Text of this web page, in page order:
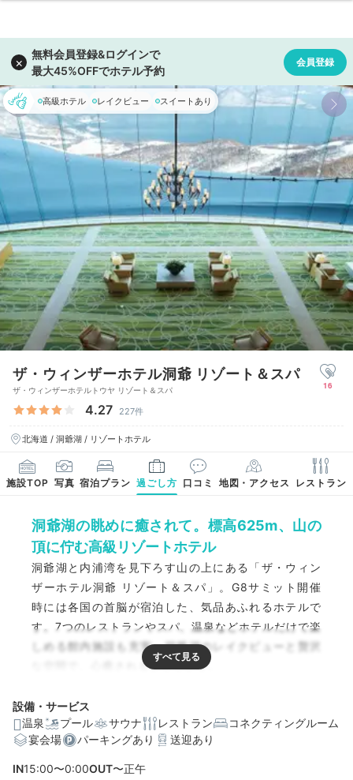
高級ホテル レイクビュー スイートあり
ザ・ウィンザーホテル洞爺 リゾート＆スパ
ザ・ウィンザーホテルトウヤ リゾート＆スパ
4.27 227件
北海道 / 洞爺湖 / リゾートホテル
16
施設TOP 写真 宿泊プラン 過ごし方 口コミ 地図・アクセス レストラン
洞爺湖の眺めに癒されて。標高625m、山の
頂に佇む高級リゾートホテル
洞爺湖と内浦湾を見下ろす山の上にある「ザ・ウィン
ザーホテル洞爺 リゾート＆スパ」。G8サミット開催
時には各国の首脳が宿泊した、気品あふれるホテルで
す。7つのレストランやスパ、温泉などホテルだけで楽
しめる館内施設も充実。洞爺湖のレイクビューと贅沢
な空間で、心癒されるひとときを。
編集部おすすめの３つのポイント
設備・サービス
温泉
プール サウナ レストラン
コネクティングルーム
宴会場
パーキングあり 送迎あり
IN15:00〜0:00OUT〜正午